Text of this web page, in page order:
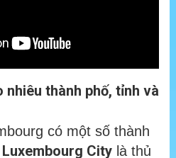
thành phố, tỉnh và
có một số thành
Luxembourg City là thủ